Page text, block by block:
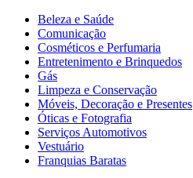
Beleza e Saúde
Comunicação
Cosméticos e Perfumaria
Entretenimento e Brinquedos
Gás
Limpeza e Conservação
Móveis, Decoração e Presentes
Óticas e Fotografia
Serviços Automotivos
Vestuário
Franquias Baratas